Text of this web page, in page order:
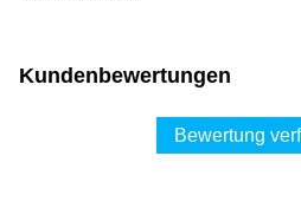
Kundenbewertungen
Bewertung